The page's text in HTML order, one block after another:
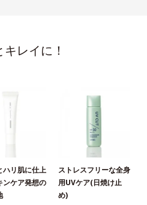
レイに！
ハリ肌に仕上
ンケア発想の
ストレスフリーな全身
用UVケア(日焼け止
め)